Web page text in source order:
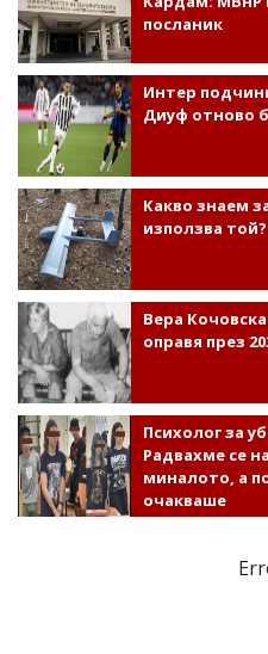
посланик
Интер
Диуф отново
Какво знаем
използва той?
Вера
оправя през
Психолог за
Радвахме се
миналото, а
очакваше